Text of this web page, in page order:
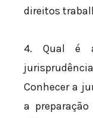
direitos
4. Qual é
Conhecer a
a